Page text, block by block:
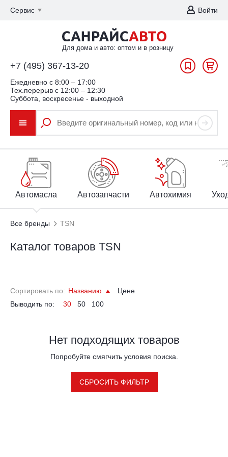
Сервис Войти
Для дома и авто: оптом и в розницу
+7 (495) 367-13-20
Ежедневно c 8:00 – 17:00
Тех.перерыв с 12:00 – 12:30
Суббота, воскресенье - выходной
Автомасла Автозапчасти Автохимия
Все бренды TSN
Каталог товаров TSN
Сортировать по: Названию
Цене
Выводить по:
30 50 100
Нет подходящих товаров
Попробуйте смягчить условия поиска.
СБРОСИТЬ ФИЛЬТР